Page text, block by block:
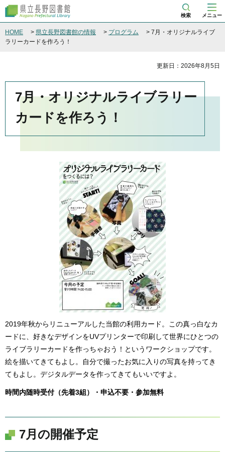
県立長野図書館
検索 メニュー
HOME > 県立長野図書館の情報 > プログラム
> 7月・オリジナルライブ
ラリーカードを作ろう！
更新日：2026年8月5日
7月・オリジナルライブラリー
カードを作ろう！
2019年秋からリニューアルした当館の利用カード。この真っ白なカ
ードに、好きなデザインをUVプリンターで印刷して世界にひとつの
ライブラリーカードを作っちゃおう！というワークショップです。
絵を描いてきてもよし。自分で撮ったお気に入りの写真を持ってき
てもよし。デジタルデータを作ってきてもいいですよ。
時間内随時受付（先着3組）・申込不要・参加無料
7月の開催予定